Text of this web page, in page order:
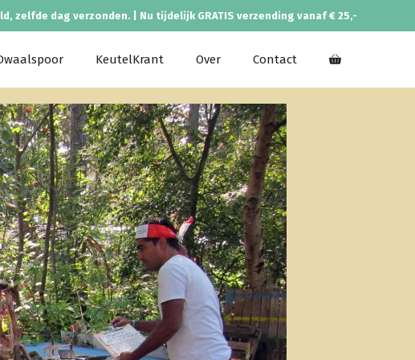
zelfde dag verzonden. | Nu tijdelijk GRATIS verzending vanaf € 25,-
KeutelKrant Over Contact